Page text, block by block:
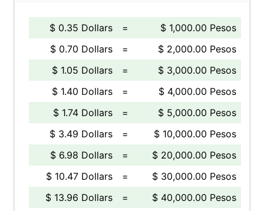
$ 0.35 Dollars =
$ 1,000.00 Pesos
$ 0.70 Dollars
=
$ 2,000.00 Pesos
$ 1.05 Dollars
=
$ 3,000.00 Pesos
$ 1.40 Dollars
=
$ 4,000.00 Pesos
$ 1.74 Dollars
=
$ 5,000.00 Pesos
$ 3.49 Dollars
=
$ 10,000.00 Pesos
$ 6.98 Dollars
=
$ 20,000.00 Pesos
$ 10.47 Dollars
=
$ 30,000.00 Pesos
$ 13.96 Dollars
= $ 40,000.00 Pesos